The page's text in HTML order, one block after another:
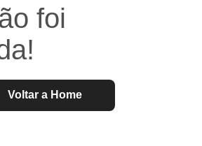
foi
Voltar a Home